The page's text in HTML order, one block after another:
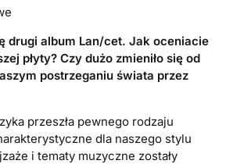
drugi album Lan/cet. Jak oceniacie
płyty? Czy dużo zmieniło się od
postrzeganiu świata przez
przeszła pewnego rodzaju
dla naszego stylu
i tematy muzyczne zostały